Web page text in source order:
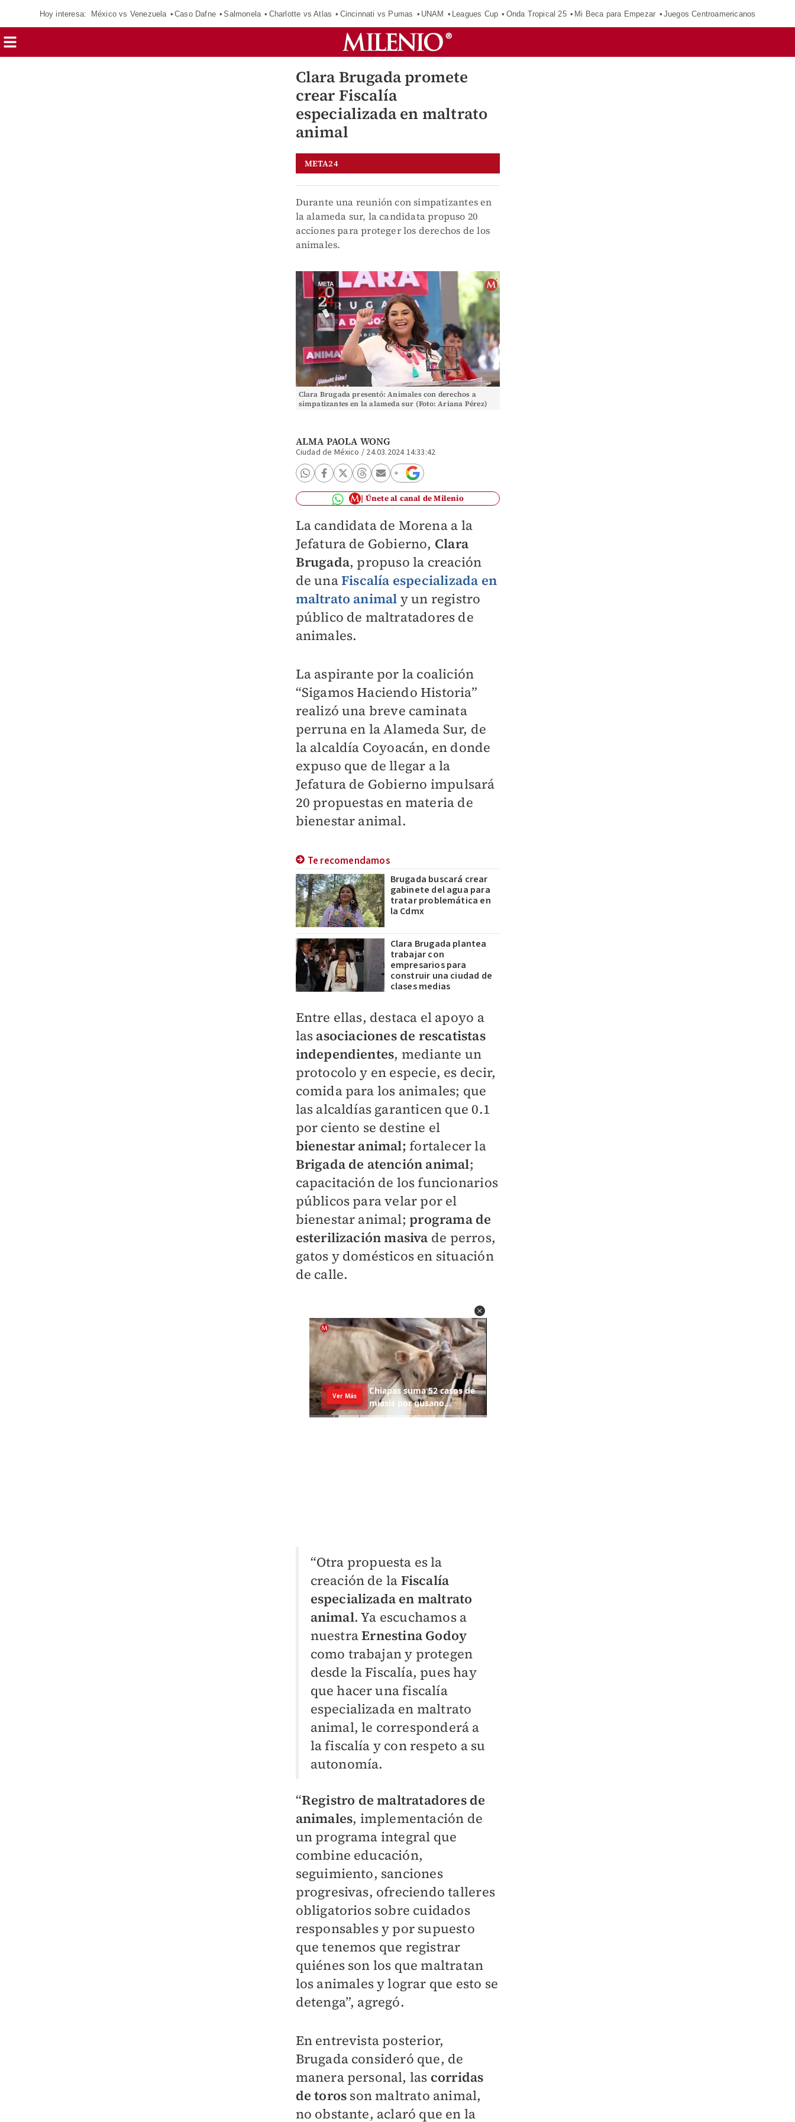
Hoy interesa: México vs Venezuela Caso Dafne Salmonela Charlotte vs Atlas Cincinnati vs Pumas UNAM Leagues Cup Onda Tropical 25 Mi Beca para Empezar Juegos Centroamericanos
Clara Brugada promete
crear Fiscalía
especializada en maltrato
animal
META24
Durante una reunión con simpatizantes en
la alameda sur, la candidata propuso 20
acciones para proteger los derechos de los
animales.
Clara Brugada presentó: Animales con derechos a
simpatizantes en la alameda sur (Foto: Ariana Pérez)
ALMA PAOLA WONG
Ciudad de México / 24.03.2024 14:33:42
Únete al canal de Milenio
La candidata de Morena a la
Jefatura de Gobierno, Clara
Brugada, propuso la creación
de unaFiscalía especializada en
maltrato animal y un registro
público de maltratadores de
animales.
La aspirante por la coalición
“Sigamos Haciendo Historia”
realizó una breve caminata
perruna en la Alameda Sur, de
la alcaldía Coyoacán, en donde
expuso que de llegar a la
Jefatura de Gobierno impulsará
20 propuestas en materia de
bienestar animal.
Te recomendamos
Brugada buscará crear
gabinete del agua para
tratar problemática en
la Cdmx
Clara Brugada plantea
trabajar con
empresarios para
construir una ciudad de
clases medias
Entre ellas, destaca el apoyo a
las asociaciones de rescatistas
independientes, mediante un
protocolo y en especie, es decir,
comida para los animales; que
las alcaldías garanticen que 0.1
por ciento se destine el
bienestar animal; fortalecer la
Brigada de atención animal;
capacitación de los funcionarios
públicos para velar por el
bienestar animal; programa de
esterilización masiva de perros,
gatos y domésticos en situación
de calle.
“Otra propuesta es la
creación de la Fiscalía
especializada en maltrato
animal. Ya escuchamos a
nuestraErnestina Godoy
como trabajan y protegen
desde la Fiscalía, pues hay
que hacer una fiscalía
especializada en maltrato
animal, le corresponderá a
la fiscalía y con respeto a su
autonomía.
“Registro de maltratadores de
animales, implementación de
un programa integral que
combine educación,
seguimiento, sanciones
progresivas, ofreciendo talleres
obligatorios sobre cuidados
responsables y por supuesto
que tenemos que registrar
quiénes son los que maltratan
los animales y lograr que esto se
detenga”, agregó.
En entrevista posterior,
Brugada consideró que, de
manera personal, las corridas
de toros son maltrato animal,
no obstante, aclaró que en la